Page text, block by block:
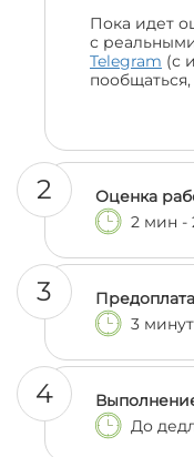
Пока идет
с
Telegram (с
2
Оценка
2 мин -
3
3
4
До